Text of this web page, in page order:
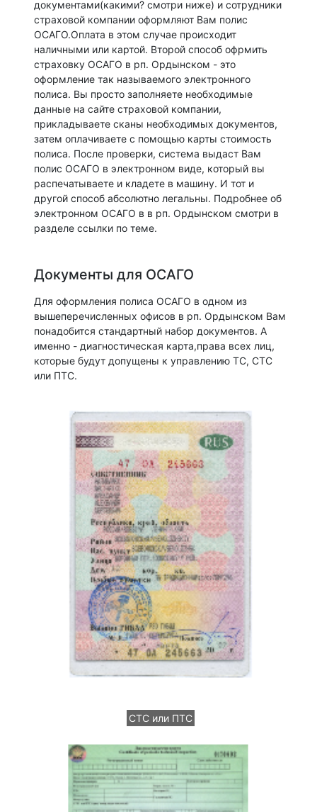
документами(какими? смотри ниже) и сотрудники
страховой компании оформляют Вам полис
ОСАГО.Оплата в этом случае происходит
наличными или картой. Второй способ офрмить
страховку ОСАГО в рп. Ордынском - это
оформление так называемого электронного
полиса. Вы просто заполняете необходимые
данные на сайте страховой компании,
прикладываете сканы необходимых документов,
затем оплачиваете с помощью карты стоимость
полиса. После проверки, система выдаст Вам
полис ОСАГО в электронном виде, который вы
распечатываете и кладете в машину. И тот и
другой способ абсолютно легальны. Подробнее об
электронном ОСАГО в в рп. Ордынском смотри в
разделе ссылки по теме.
Документы для ОСАГО
Для оформления полиса ОСАГО в одном из
вышеперечисленных офисов в рп. Ордынском Вам
понадобится стандартный набор документов. А
именно - диагностическая карта,права всех лиц,
которые будут допущены к управлению ТС, СТС
или ПТС.
СТС или ПТС